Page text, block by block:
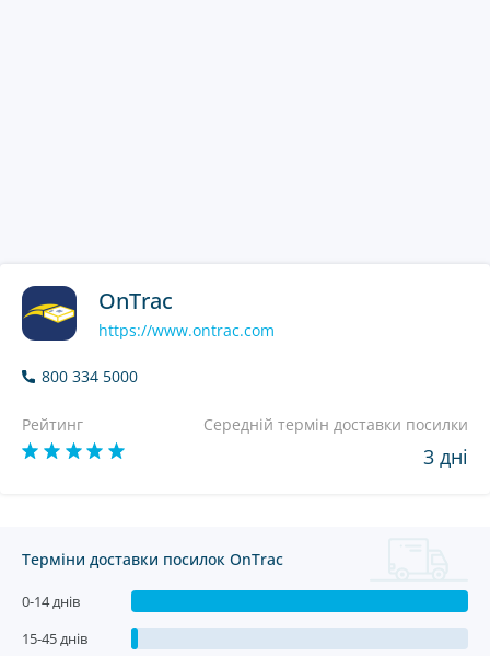
OnTrac
https://www.ontrac.com
800 334 5000
Рейтинг Середній термін доставки посилки
3 дні
Терміни доставки посилок OnTrac
0-14 днів
15-45 днів